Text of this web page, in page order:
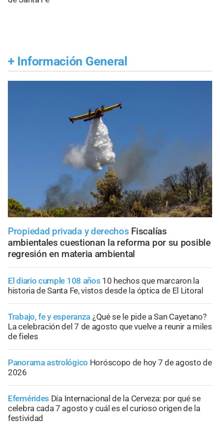
+ Información General
Propiedad privada y derechos Fiscalías
ambientales cuestionan la reforma por su posible
regresión en materia ambiental
El diario cumple 108 años 10 hechos que marcaron la
historia de Santa Fe, vistos desde la óptica de El Litoral
Trabajo, fe y esperanza ¿Qué se le pide a San Cayetano?
La celebración del 7 de agosto que vuelve a reunir a miles
de fieles
Panorama astrológico Horóscopo de hoy 7 de agosto de
2026
Efemérides Día Internacional de la Cerveza: por qué se
celebra cada 7 agosto y cuál es el curioso origen de la
festividad